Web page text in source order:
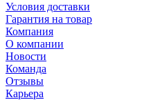
Условия доставки
Гарантия на товар
Компания
О компании
Новости
Команда
Отзывы
Карьера